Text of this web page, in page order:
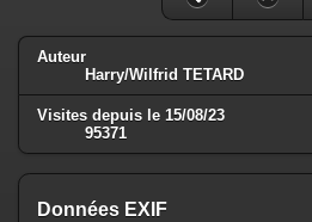
Auteur
Harry/Wilfrid TETARD
Visites depuis le 15/08/23
95371
Données EXIF